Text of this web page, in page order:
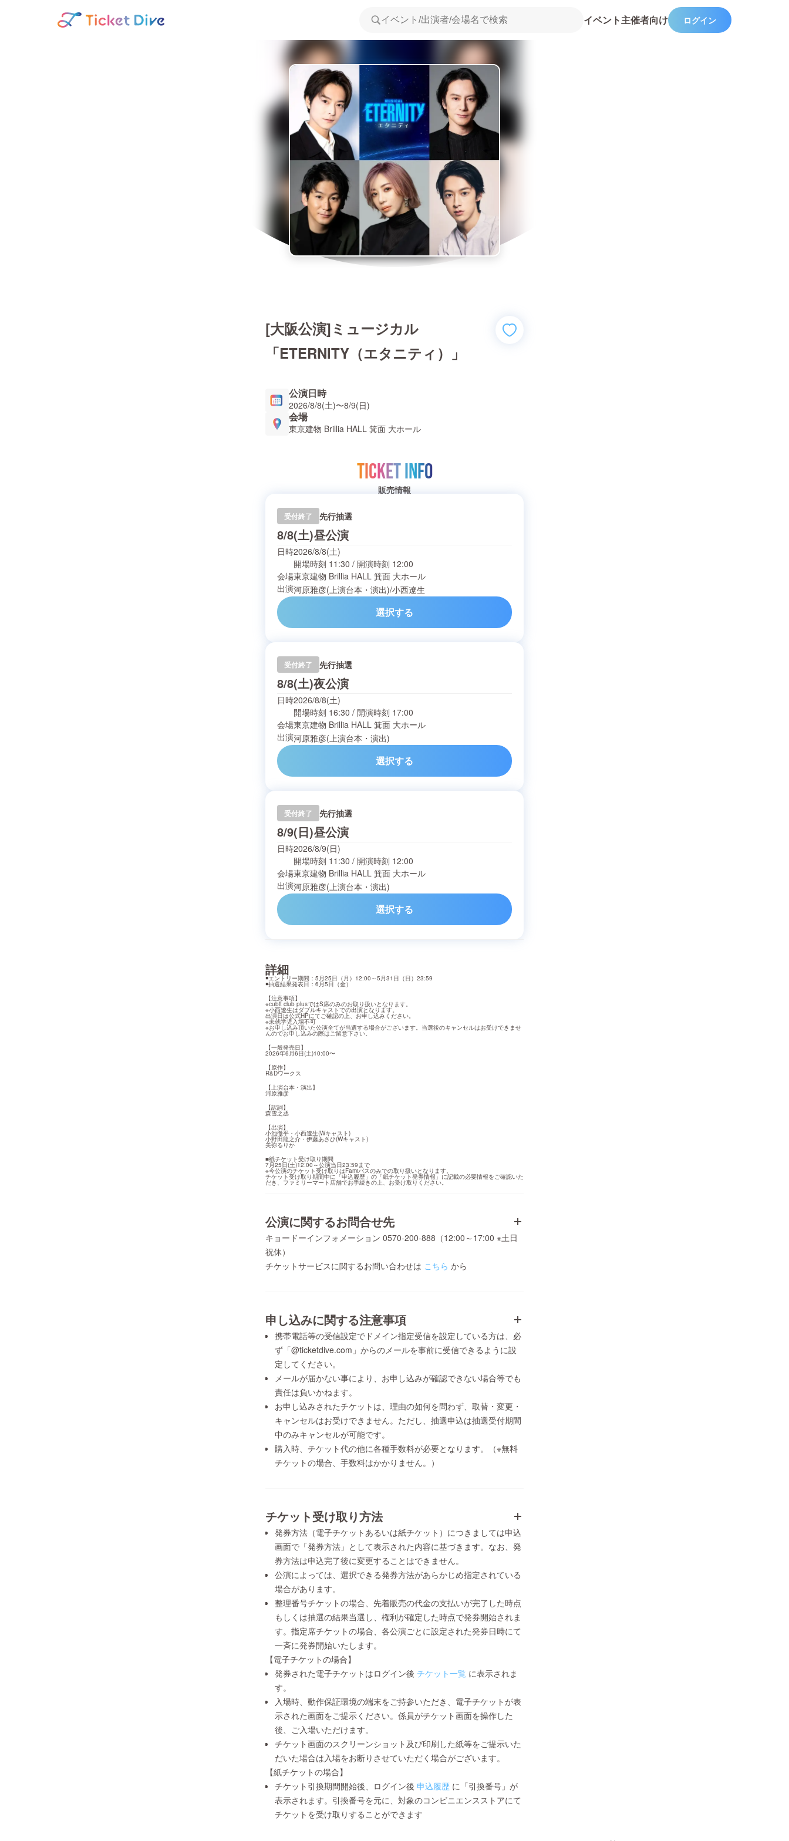
イベント主催者向け ログイン
[大阪公演]ミュージカル
「ETERNITY（エタニティ）」
公演日時
2026/8/8(土)〜8/9(日)
会場
東京建物 Brillia HALL 箕面 大ホール
TICKET INFO
販売情報
受付終了 先行抽選
8/8(土)昼公演
日時2026/8/8(土)
開場時刻 11:30 / 開演時刻 12:00
会場東京建物 Brillia HALL 箕面 大ホール
出演河原雅彦(上演台本・演出)/小西遼生
選択する
受付終了 先行抽選
8/8(土)夜公演
日時2026/8/8(土)
開場時刻 16:30 / 開演時刻 17:00
会場東京建物 Brillia HALL 箕面 大ホール
出演河原雅彦(上演台本・演出)
選択する
受付終了 先行抽選
8/9(日)昼公演
日時2026/8/9(日)
開場時刻 11:30 / 開演時刻 12:00
会場東京建物 Brillia HALL 箕面 大ホール
出演河原雅彦(上演台本・演出)
選択する
詳細
◾️エントリー期間：5月25日（月）12:00～5月31日（日）23:59
◾️抽選結果発表日：6月5日（金）
【注意事項】
※cubit club plusではS席のみのお取り扱いとなります。
※小西遼生はダブルキャストでの出演となります。
出演日は公式HPにてご確認の上、お申し込みください。
※未就学児入場不可
※お申し込み頂いた公演全てが当選する場合がございます。当選後のキャンセルはお受けできませ
んのでお申し込みの際はご留意下さい。
【一般発売日】
2026年6月6日(土)10:00〜
【原作】
R&Dワークス
【上演台本・演出】
河原雅彦
【訳詞】
森雪之丞
【出演】
小池徹平・小西遼生(Wキャスト)
小野田龍之介・伊藤あさひ(Wキャスト)
美弥るりか
■紙チケット受け取り期間
7月25日(土)12:00～公演当日23:59まで
※今公演のチケット受け取りはFamiパスのみでの取り扱いとなります。
チケット受け取り期間中に「申込履歴」の「紙チケット発券情報」に記載の必要情報をご確認いた
だき、ファミリーマート店舗でお手続きの上、お受け取りください。
公演に関するお問合せ先
キョードーインフォメーション 0570-200-888（12:00～17:00 ※土日
祝休）
チケットサービスに関するお問い合わせは こちら から
申し込みに関する注意事項
携帯電話等の受信設定でドメイン指定受信を設定している方は、必
ず「@ticketdive.com」からのメールを事前に受信できるように設
定してください。
メールが届かない事により、お申し込みが確認できない場合等でも
責任は負いかねます。
お申し込みされたチケットは、理由の如何を問わず、取替・変更・
キャンセルはお受けできません。ただし、抽選申込は抽選受付期間
中のみキャンセルが可能です。
購入時、チケット代の他に各種手数料が必要となります。（※無料
チケットの場合、手数料はかかりません。）
チケット受け取り方法
発券方法（電子チケットあるいは紙チケット）につきましては申込
画面で「発券方法」として表示された内容に基づきます。なお、発
券方法は申込完了後に変更することはできません。
公演によっては、選択できる発券方法があらかじめ指定されている
場合があります。
整理番号チケットの場合、先着販売の代金の支払いが完了した時点
もしくは抽選の結果当選し、権利が確定した時点で発券開始されま
す。指定席チケットの場合、各公演ごとに設定された発券日時にて
一斉に発券開始いたします。
【電子チケットの場合】
発券された電子チケットはログイン後 チケット一覧 に表示されま
す。
入場時、動作保証環境の端末をご持参いただき、電子チケットが表
示された画面をご提示ください。係員がチケット画面を操作した
後、ご入場いただけます。
チケット画面のスクリーンショット及び印刷した紙等をご提示いた
だいた場合は入場をお断りさせていただく場合がございます。
【紙チケットの場合】
チケット引換期間開始後、ログイン後 申込履歴 に「引換番号」が
表示されます。引換番号を元に、対象のコンビニエンスストアにて
チケットを受け取りすることができます